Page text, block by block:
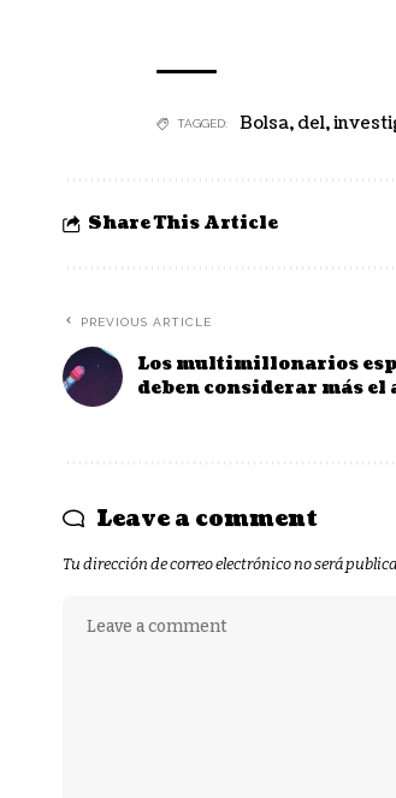
TAGGED: Bolsa, del,
Share This Article
PREVIOUS ARTICLE
Los multimillonarios
deben considerar más el
Leave a comment
Tu dirección de correo electrónico no será